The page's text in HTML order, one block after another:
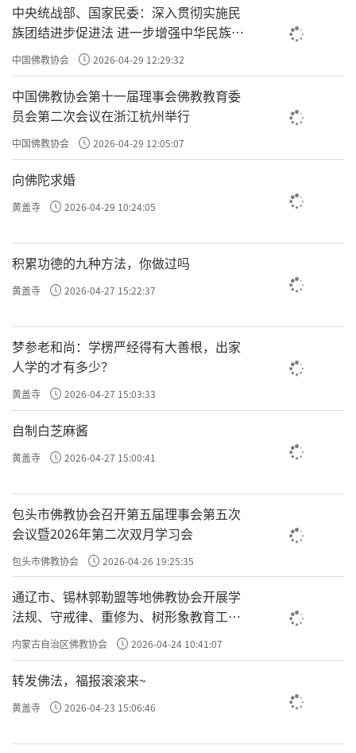
中央统战部、国家民委：深入贯彻实施民
族团结进步促进法 进一步增强中华民族凝
聚力向心力
中国佛教协会 2026-04-29 12:29:32
中国佛教协会第十一届理事会佛教教育委
员会第二次会议在浙江杭州举行
中国佛教协会 2026-04-29 12:05:07
向佛陀求婚
黄盖寺 2026-04-29 10:24:05
积累功德的九种方法，你做过吗
黄盖寺 2026-04-27 15:22:37
梦参老和尚：学楞严经得有大善根，出家
人学的才有多少？
黄盖寺 2026-04-27 15:03:33
自制白芝麻酱
黄盖寺 2026-04-27 15:00:41
包头市佛教协会召开第五届理事会第五次
会议暨2026年第二次双月学习会
包头市佛教协会 2026-04-26 19:25:35
通辽市、锡林郭勒盟等地佛教协会开展学
法规、守戒律、重修为、树形象教育工作
专题学习会
内蒙古自治区佛教协会 2026-04-24 10:41:07
转发佛法，福报滚滚来~
黄盖寺 2026-04-23 15:06:46